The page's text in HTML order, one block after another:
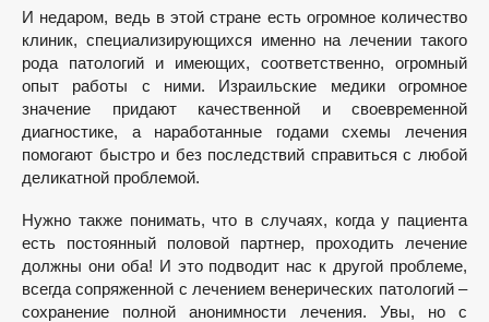
И недаром, ведь в этой стране есть огромное количество
клиник, специализирующихся именно на лечении такого
рода патологий и имеющих, соответственно, огромный
опыт работы с ними. Израильские медики огромное
значение придают качественной и своевременной
диагностике, а наработанные годами схемы лечения
помогают быстро и без последствий справиться с любой
деликатной проблемой.
Нужно также понимать, что в случаях, когда у пациента
есть постоянный половой партнер, проходить лечение
должны они оба! И это подводит нас к другой проблеме,
всегда сопряженной с лечением венерических патологий –
сохранение полной анонимности лечения. Увы, но с